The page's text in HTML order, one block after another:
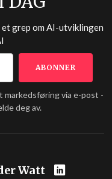
grep om AI-utviklingen
markedsføring via e-post -
deg av.
Watt